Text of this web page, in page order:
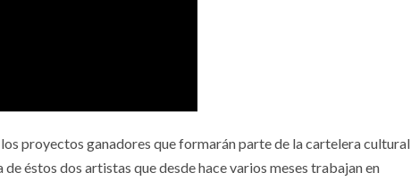
proyectos ganadores que formarán parte de la cartelera cultural
éstos dos artistas que desde hace varios meses trabajan en